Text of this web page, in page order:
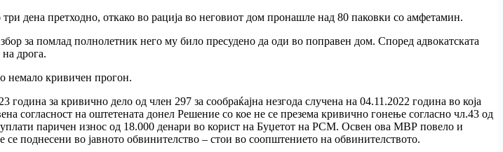
дена претходно, откако во рација во неговиот дом пронашле над 80 паковки со амфетамин.
за помлад полнолетник него му било пресудено да оди во поправен дом. Според адвокатската
дрога.
немало кривичен прогон.
за кривично дело од член 297 за сообраќајна незгода случена на 04.11.2022 година во која
согласност на оштетената донел Решение со кое не се презема кривично гонење согласно чл.43 од
паричен износ од 18.000 денари во корист на Буџетот на РСМ. Освен ова МВР повело и
поднесени во јавното обвинителство – стои во соопштението на обвинителството.